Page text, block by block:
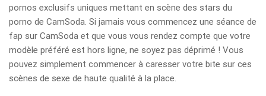
pornos exclusifs uniques mettant en scène des stars du
porno de CamSoda. Si jamais vous commencez une séance de
fap sur CamSoda et que vous vous rendez compte que votre
modèle préféré est hors ligne, ne soyez pas déprimé ! Vous
pouvez simplement commencer à caresser votre bite sur ces
scènes de sexe de haute qualité à la place.